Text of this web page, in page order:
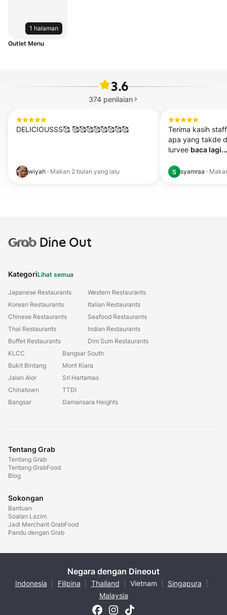
1 halaman
Outlet Menu
3.6
374 penilaian
DELICIOUSSS🥰 🥰🥰🥰🥰🥰🥰🥰🥰
wiyah · Makan 2 bulan yang lalu
Terima kasih
apa yang takde
lurvee baca lagi...
S syamraa ·
GrabDine Out
KategoriLihat semua
Japanese Restaurants
Korean Restaurants
Chinese Restaurants
Thai Restaurants
Buffet Restaurants
Western Restaurants
Italian Restaurants
Seafood Restaurants
Indian Restaurants
Dim Sum Restaurants
KLCC
Bukit Bintang
Jalan Alor
Chinatown
Bangsar
Bangsar South
Mont Kiara
Sri Hartamas
TTDI
Damansara Heights
Tentang Grab
Tentang Grab
Tentang GrabFood
Blog
Sokongan
Bantuan
Soalan Lazim
Jadi Merchant GrabFood
Pandu dengan Grab
Negara dengan Dineout
Indonesia Filipina Thailand Vietnam Singapura
Malaysia